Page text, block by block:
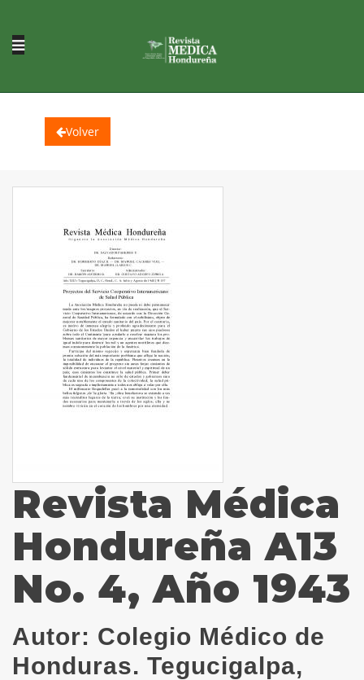
Volver
Revista Médica
Hondureña A13
No. 4, Año 1943
Autor: Colegio Médico de
Honduras. Tegucigalpa,